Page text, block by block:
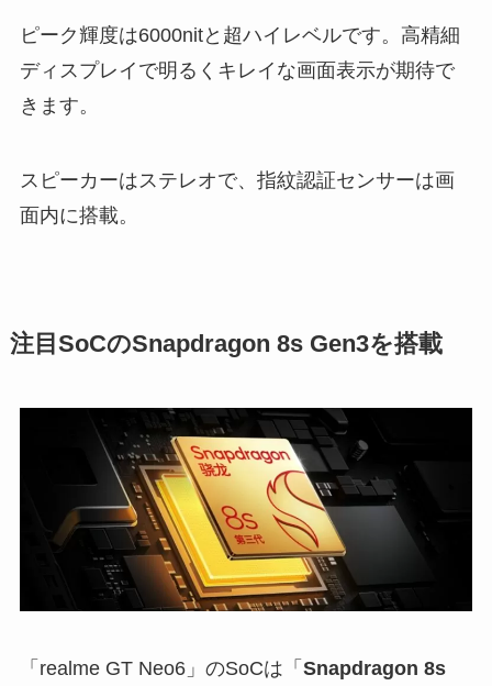
ピーク輝度は6000nitと超ハイレベルです。高精細
ディスプレイで明るくキレイな画面表示が期待で
きます。
スピーカーはステレオで、指紋認証センサーは画
面内に搭載。
注目SoCのSnapdragon 8s Gen3を搭載
「realme GT Neo6」のSoCは「 Snapdragon 8s